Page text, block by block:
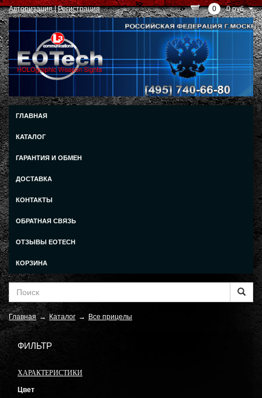
Авторизация|Регистрация 0 0 руб.
ГЛАВНАЯ
КАТАЛОГ
ГАРАНТИЯ И ОБМЕН
ДОСТАВКА
КОНТАКТЫ
ОБРАТНАЯ СВЯЗЬ
ОТЗЫВЫ EOTECH
КОРЗИНА
Главная → Каталог → Все прицелы
ФИЛЬТР
ХАРАКТЕРИСТИКИ
Цвет